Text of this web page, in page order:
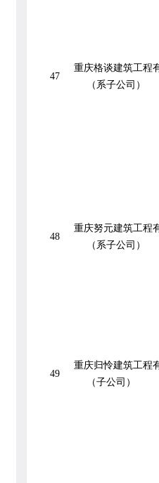
47
重庆格谈建筑工程
（系子公司）
48
重庆努元建筑工程
（系子公司）
49
重庆归怜建筑工程
（子公司）